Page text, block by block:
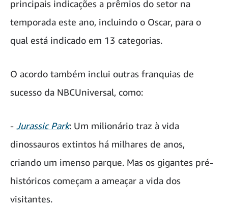
principais indicações a prêmios do setor na
temporada este ano, incluindo o Oscar, para o
qual está indicado em 13 categorias.
O acordo também inclui outras franquias de
sucesso da NBCUniversal, como:
- Jurassic Park: Um milionário traz à vida
dinossauros extintos há milhares de anos,
criando um imenso parque. Mas os gigantes pré-
históricos começam a ameaçar a vida dos
visitantes.